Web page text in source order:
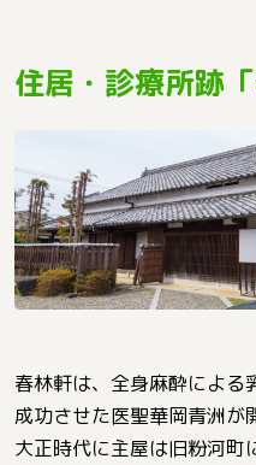
住居・診療所跡「
春林軒は、全身麻酔による
成功させた医聖華岡青洲が
大正時代に主屋は旧粉河町